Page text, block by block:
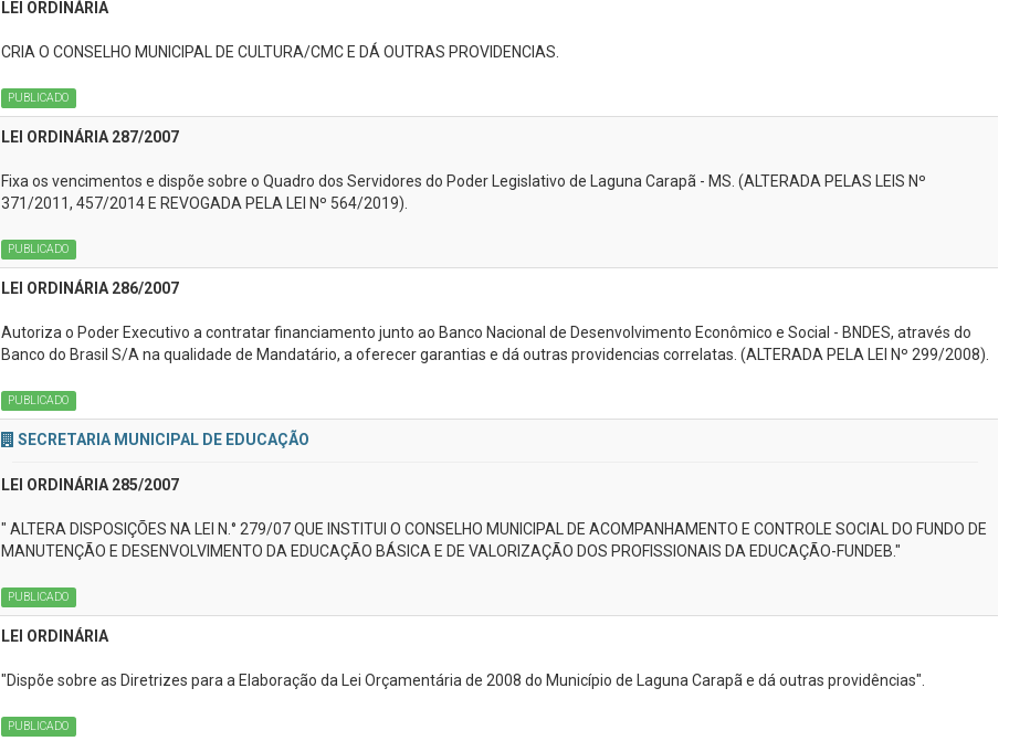
LEI ORDINÁRIA
CRIA O CONSELHO MUNICIPAL DE CULTURA/CMC E DÁ OUTRAS PROVIDENCIAS.
PUBLICADO
LEI ORDINÁRIA 287/2007
Fixa os vencimentos e dispõe sobre o Quadro dos Servidores do Poder Legislativo de Laguna Carapã - MS. (ALTERADA PELAS LEIS Nº
371/2011, 457/2014 E REVOGADA PELA LEI Nº 564/2019).
PUBLICADO
LEI ORDINÁRIA 286/2007
Autoriza o Poder Executivo a contratar financiamento junto ao Banco Nacional de Desenvolvimento Econômico e Social - BNDES, através do
Banco do Brasil S/A na qualidade de Mandatário, a oferecer garantias e dá outras providencias correlatas. (ALTERADA PELA LEI Nº 299/2008).
PUBLICADO
SECRETARIA MUNICIPAL DE EDUCAÇÃO
LEI ORDINÁRIA 285/2007
" ALTERA DISPOSIÇÕES NA LEI N.° 279/07 QUE INSTITUI O CONSELHO MUNICIPAL DE ACOMPANHAMENTO E CONTROLE SOCIAL DO FUNDO DE
MANUTENÇÃO E DESENVOLVIMENTO DA EDUCAÇÃO BÁSICA E DE VALORIZAÇÃO DOS PROFISSIONAIS DA EDUCAÇÃO-FUNDEB."
PUBLICADO
LEI ORDINÁRIA
"Dispõe sobre as Diretrizes para a Elaboração da Lei Orçamentária de 2008 do Município de Laguna Carapã e dá outras providências".
PUBLICADO